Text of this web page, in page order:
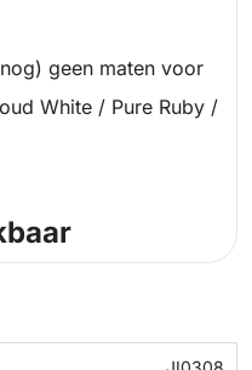
geen maten voor
White / Pure Ruby /